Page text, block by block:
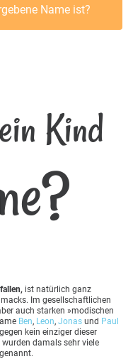
Name ist?
Kind
ist natürlich ganz
Im gesellschaftlichen
auch starken »modischen
Ben, Leon, Jonas und Paul
kein einziger dieser
damals sehr viele
genannt.